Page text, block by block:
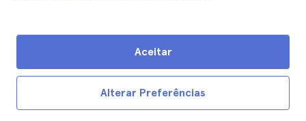
Bilhetes para o Fotografiska em
Estocolmo
4.6
420 avaliações
Alterar Preferências
Aceitar